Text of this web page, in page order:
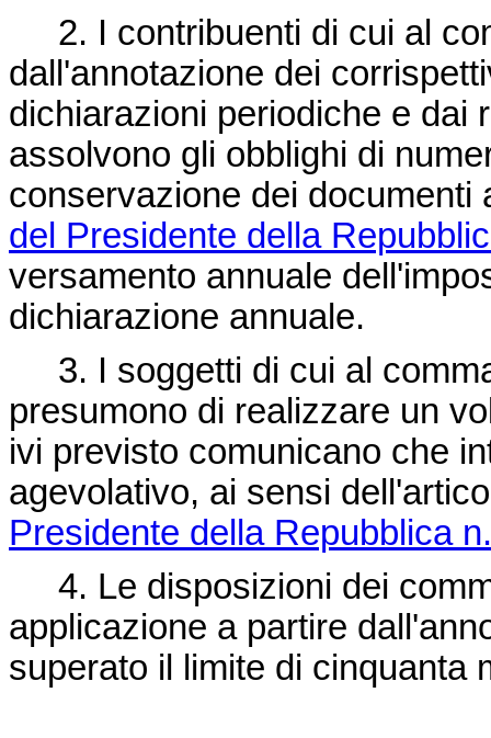
2. I contribuenti di cui al
dall'annotazione dei
dichiarazioni periodiche e dai
assolvono gli obblighi di
conservazione dei
del Presidente della
versamento annuale
dichiarazione annuale.
3. I soggetti di cui al
presumono di realizzare un
ivi previsto comunicano che
agevolativo, ai sensi
Presidente della Repubblica
4. Le disposizioni dei
applicazione a partire
superato il limite di cinquanta